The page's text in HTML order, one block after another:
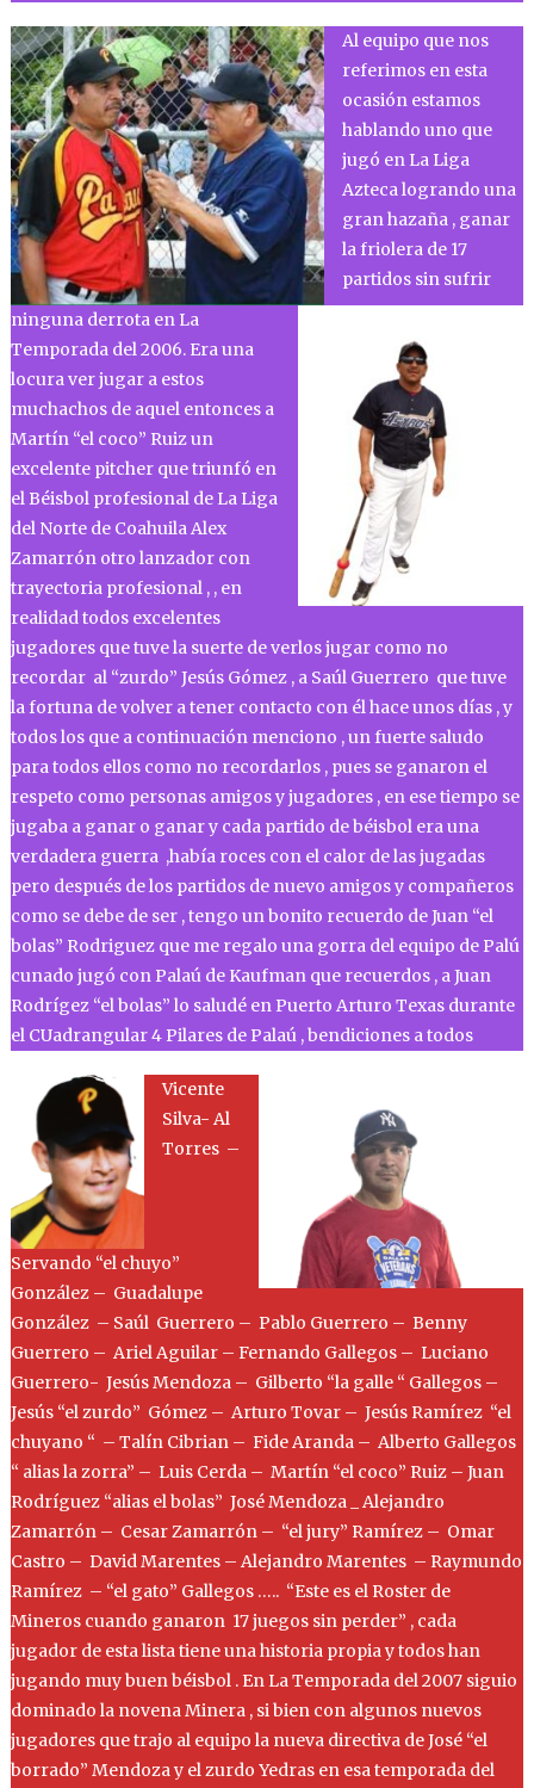
Al equipo que nos
referimos en esta
ocasión estamos
hablando uno que
jugó en La Liga
Azteca logrando una
gran hazaña , ganar
la friolera de 17
partidos sin sufrir
ninguna derrota en La
Temporada del 2006. Era una
locura ver jugar a estos
muchachos de aquel entonces a
Martín “el coco” Ruiz un
excelente pitcher que triunfó en
el Béisbol profesional de La Liga
del Norte de Coahuila Alex
Zamarrón otro lanzador con
trayectoria profesional , , en
realidad todos excelentes
jugadores que tuve la suerte de verlos jugar como no
recordar al “zurdo” Jesús Gómez , a Saúl Guerrero que tuve
la fortuna de volver a tener contacto con él hace unos días , y
todos los que a continuación menciono , un fuerte saludo
para todos ellos como no recordarlos , pues se ganaron el
respeto como personas amigos y jugadores , en ese tiempo se
jugaba a ganar o ganar y cada partido de béisbol era una
verdadera guerra ,había roces con el calor de las jugadas
pero después de los partidos de nuevo amigos y compañeros
como se debe de ser , tengo un bonito recuerdo de Juan “el
bolas” Rodriguez que me regalo una gorra del equipo de Palú
cunado jugó con Palaú de Kaufman que recuerdos , a Juan
Rodrígez “el bolas” lo saludé en Puerto Arturo Texas durante
el CUadrangular 4 Pilares de Palaú , bendiciones a todos
Vicente
Silva- Al
Torres –
Servando “el chuyo”
González – Guadalupe
González – Saúl Guerrero – Pablo Guerrero – Benny
Guerrero – Ariel Aguilar – Fernando Gallegos – Luciano
Guerrero- Jesús Mendoza – Gilberto “la galle “ Gallegos –
Jesús “el zurdo” Gómez – Arturo Tovar – Jesús Ramírez “el
chuyano “ – Talín Cibrian – Fide Aranda – Alberto Gallegos
“ alias la zorra” – Luis Cerda – Martín “el coco” Ruiz – Juan
Rodríguez “alias el bolas” José Mendoza _ Alejandro
Zamarrón – Cesar Zamarrón – “el jury” Ramírez – Omar
Castro – David Marentes – Alejandro Marentes – Raymundo
Ramírez – “el gato” Gallegos ….. “Este es el Roster de
Mineros cuando ganaron 17 juegos sin perder” , cada
jugador de esta lista tiene una historia propia y todos han
jugando muy buen béisbol . En La Temporada del 2007 siguio
dominado la novena Minera , si bien con algunos nuevos
jugadores que trajo al equipo la nueva directiva de José “el
borrado” Mendoza y el zurdo Yedras en esa temporada del